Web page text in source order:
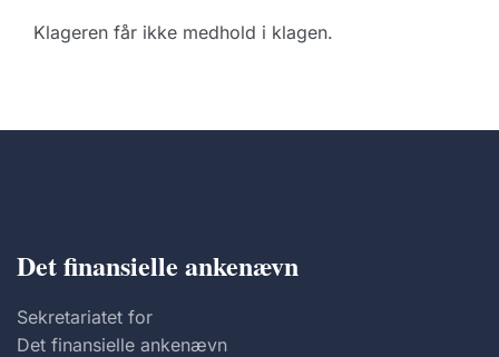
Klageren får ikke medhold i klagen.
Det finansielle ankenævn
Sekretariatet for
Det finansielle ankenævn